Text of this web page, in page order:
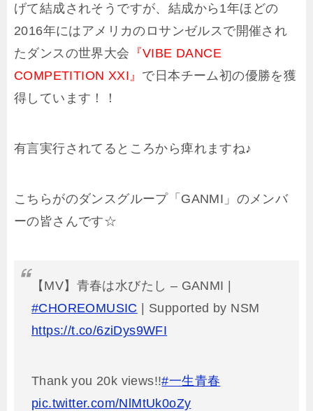
げて結成されそうですが、結成から1年ほどの
2016年にはアメリカのロサンゼルスで開催され
たダンスの世界大会 『VIBE DANCE
COMPETITION XXI』 で日本チーム初の優勝を獲
得しています！！
有言実行されてるところから痺れますね♪
こちらがのダンスグループ「GANMI」のメンバ
ーの皆さんです☆
【MV】青春は水びたし – GANMI |
#CHOREOMUSIC | Supported by NSM
https://t.co/6ziDys9WFI
Thank you 20k views!!#一生青春
pic.twitter.com/NlMtUk0oZy